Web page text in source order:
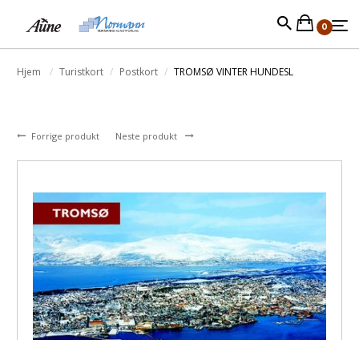
0
Hjem Turistkort Postkort TROMSØ VINTER HUNDESL
Forrige produkt Neste produkt